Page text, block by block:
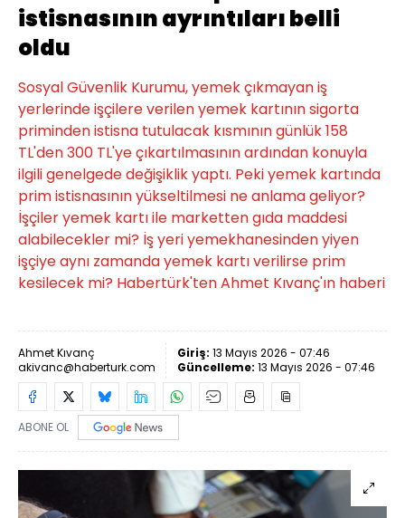
istisnasının ayrıntıları belli
oldu
Sosyal Güvenlik Kurumu, yemek çıkmayan iş
yerlerinde işçilere verilen yemek kartının sigorta
priminden istisna tutulacak kısmının günlük 158
TL'den 300 TL'ye çıkartılmasının ardından konuyla
ilgili genelgede değişiklik yaptı. Peki yemek kartında
prim istisnasının yükseltilmesi ne anlama geliyor?
İşçiler yemek kartı ile marketten gıda maddesi
alabilecekler mi? İş yeri yemekhanesinden yiyen
işçiye aynı zamanda yemek kartı verilirse prim
kesilecek mi? Habertürk'ten Ahmet Kıvanç'ın haberi
Ahmet Kıvanç
akivanc@haberturk.com
Giriş: 13 Mayıs 2026 - 07:46
Güncelleme: 13 Mayıs 2026 - 07:46
ABONE OL